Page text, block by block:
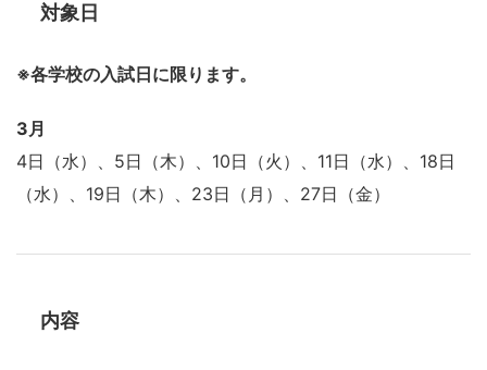
対象日
※各学校の入試日に限ります。
3月
4日（水）、5日（木）、10日（火）、11日（水）、18日
（水）、19日（木）、23日（月）、27日（金）
内容